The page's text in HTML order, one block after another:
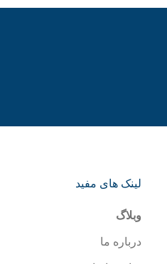
لینک های مفید
وبلاگ
درباره ما